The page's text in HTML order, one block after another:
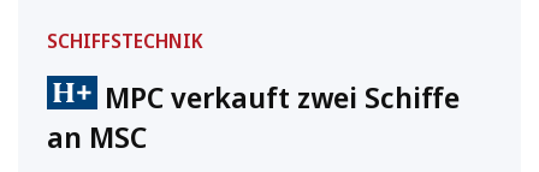
SCHIFFSTECHNIK
MPC verkauft zwei Schiffe
an MSC